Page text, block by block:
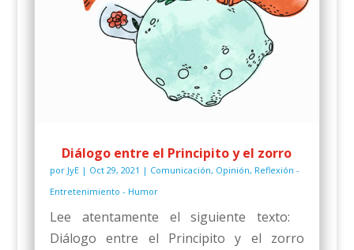
Diálogo entre el Principito y el zorro
por JyE| Oct 29, 2021 | Comunicación, Opinión, Reflexión -
Entretenimiento - Humor
Lee atentamente el siguiente texto:
Diálogo entre el Principito y el zorro